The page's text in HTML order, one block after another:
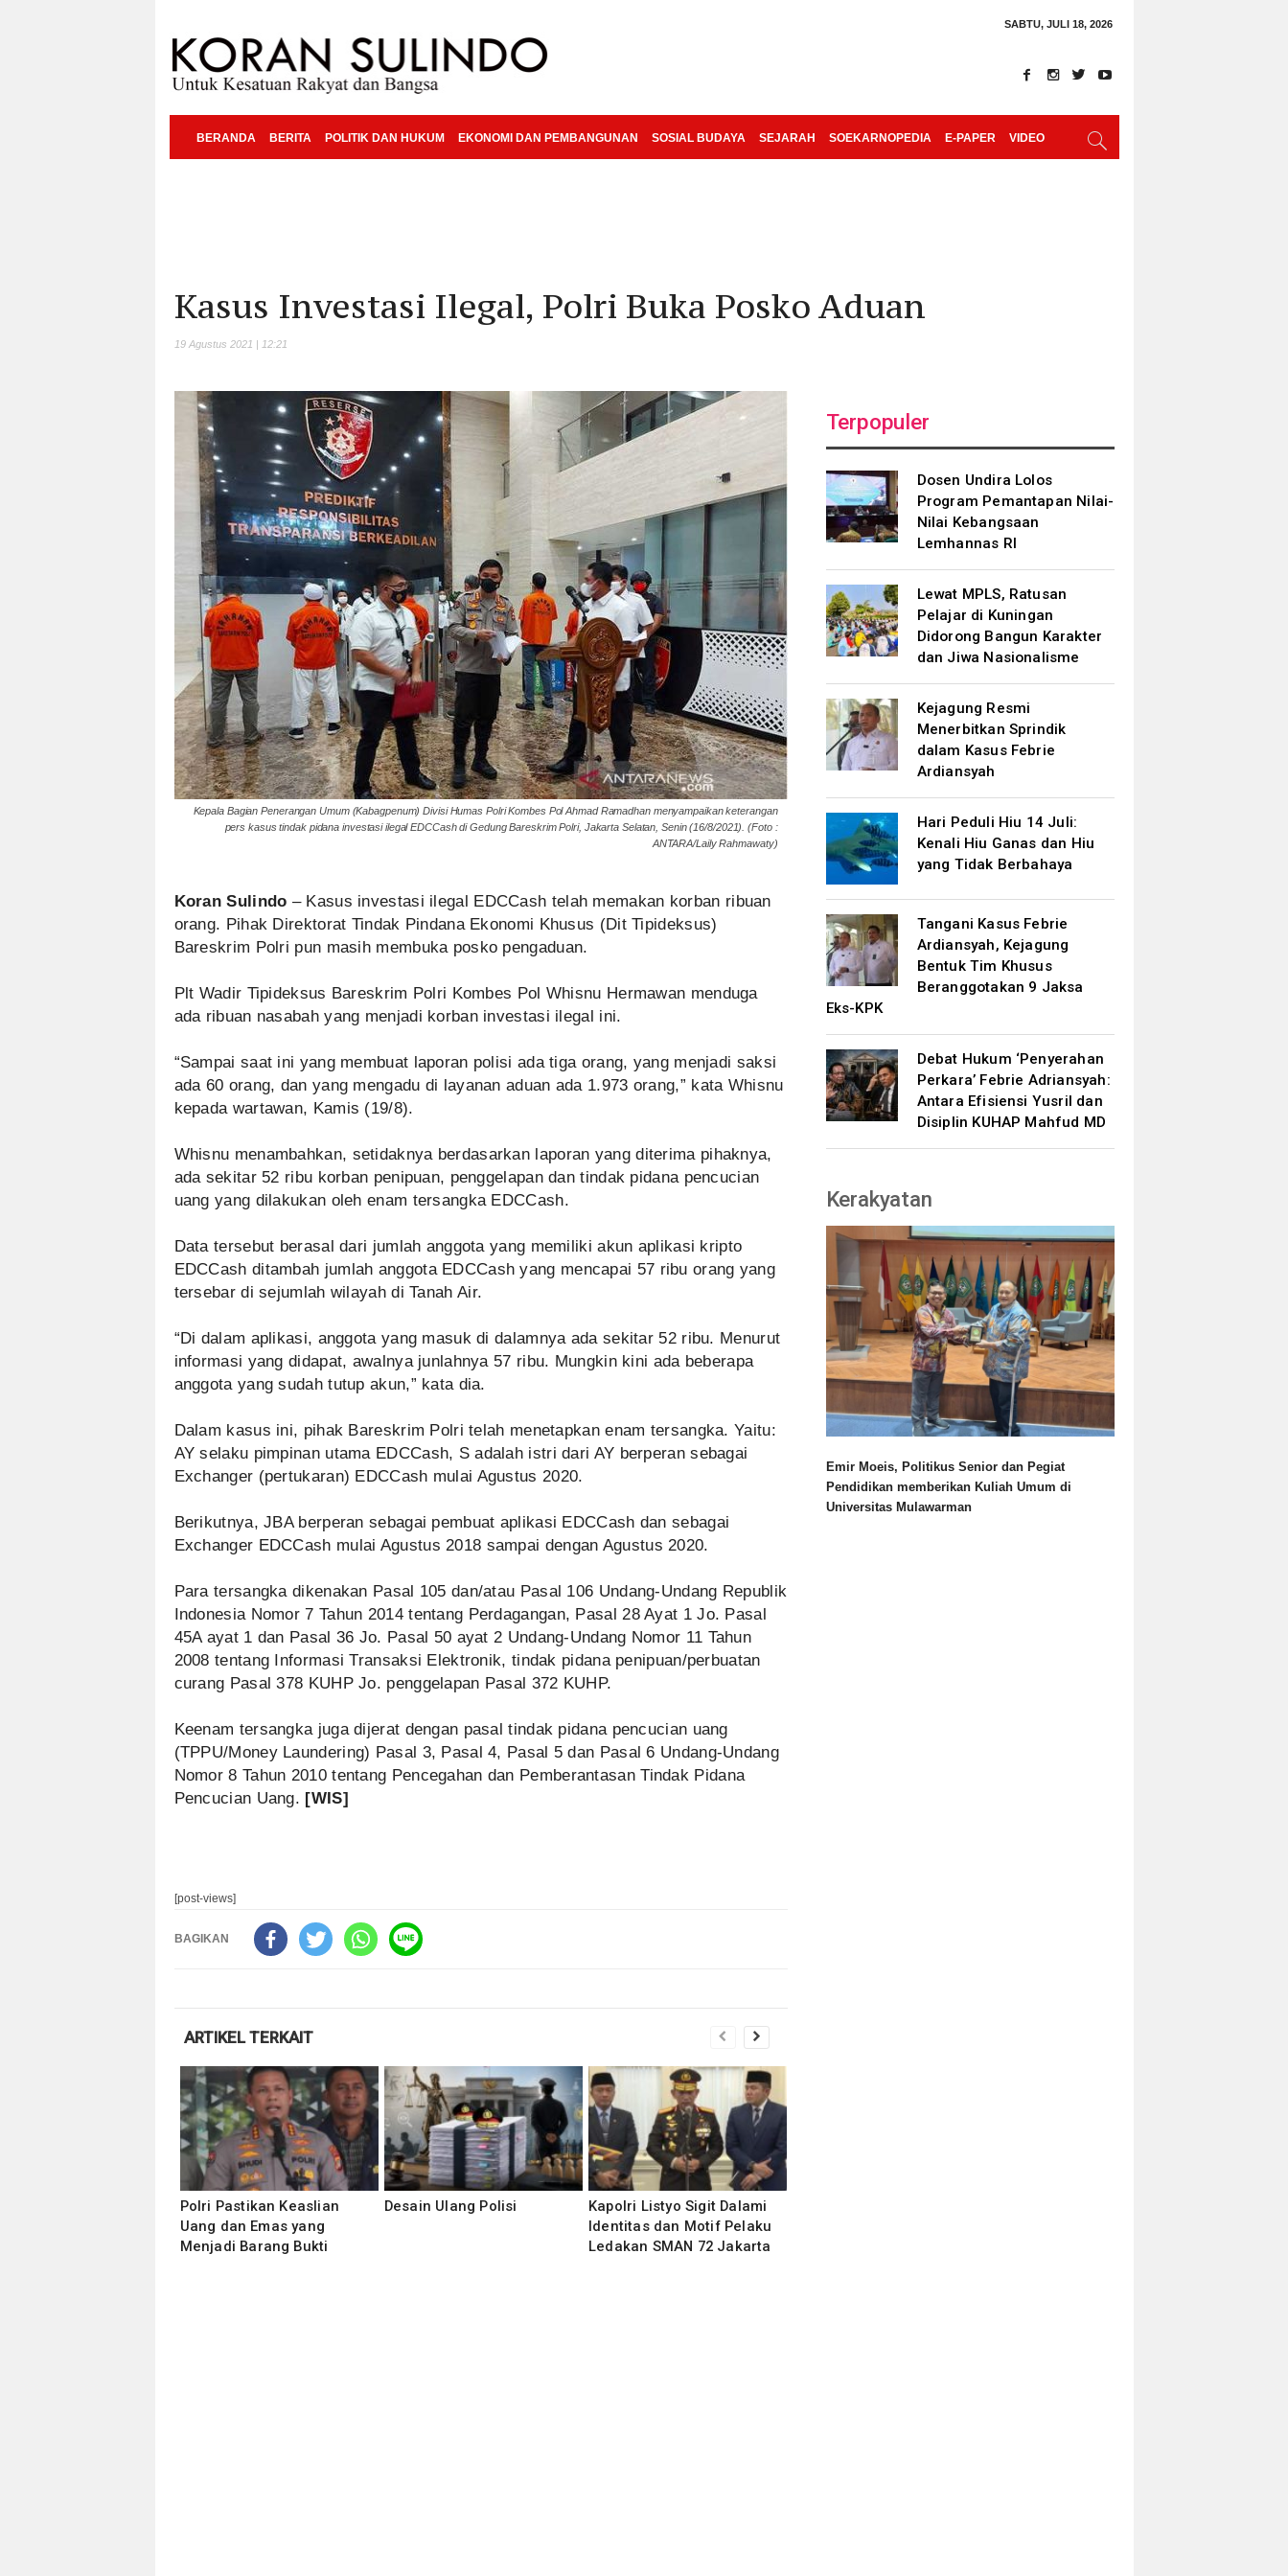
SABTU, JULI 18, 2026
BERANDA BERITA POLITIK DAN HUKUM EKONOMI DAN PEMBANGUNAN SOSIAL BUDAYA SEJARAH SOEKARNOPEDIA E-PAPER VIDEO
Kasus Investasi Ilegal, Polri Buka Posko Aduan
19 Agustus 2021 | 12:21
Kepala Bagian Penerangan Umum (Kabagpenum) Divisi Humas Polri Kombes Pol Ahmad Ramadhan menyampaikan keterangan
pers kasus tindak pidana investasi ilegal EDCCash di Gedung Bareskrim Polri, Jakarta Selatan, Senin (16/8/2021). (Foto :
ANTARA/Laily Rahmawaty)
Koran Sulindo – Kasus investasi ilegal EDCCash telah memakan korban ribuan
orang. Pihak Direktorat Tindak Pindana Ekonomi Khusus (Dit Tipideksus)
Bareskrim Polri pun masih membuka posko pengaduan.
Plt Wadir Tipideksus Bareskrim Polri Kombes Pol Whisnu Hermawan menduga
ada ribuan nasabah yang menjadi korban investasi ilegal ini.
“Sampai saat ini yang membuat laporan polisi ada tiga orang, yang menjadi saksi
ada 60 orang, dan yang mengadu di layanan aduan ada 1.973 orang,” kata Whisnu
kepada wartawan, Kamis (19/8).
Whisnu menambahkan, setidaknya berdasarkan laporan yang diterima pihaknya,
ada sekitar 52 ribu korban penipuan, penggelapan dan tindak pidana pencucian
uang yang dilakukan oleh enam tersangka EDCCash.
Data tersebut berasal dari jumlah anggota yang memiliki akun aplikasi kripto
EDCCash ditambah jumlah anggota EDCCash yang mencapai 57 ribu orang yang
tersebar di sejumlah wilayah di Tanah Air.
“Di dalam aplikasi, anggota yang masuk di dalamnya ada sekitar 52 ribu. Menurut
informasi yang didapat, awalnya junlahnya 57 ribu. Mungkin kini ada beberapa
anggota yang sudah tutup akun,” kata dia.
Dalam kasus ini, pihak Bareskrim Polri telah menetapkan enam tersangka. Yaitu:
AY selaku pimpinan utama EDCCash, S adalah istri dari AY berperan sebagai
Exchanger (pertukaran) EDCCash mulai Agustus 2020.
Berikutnya, JBA berperan sebagai pembuat aplikasi EDCCash dan sebagai
Exchanger EDCCash mulai Agustus 2018 sampai dengan Agustus 2020.
Para tersangka dikenakan Pasal 105 dan/atau Pasal 106 Undang-Undang Republik
Indonesia Nomor 7 Tahun 2014 tentang Perdagangan, Pasal 28 Ayat 1 Jo. Pasal
45A ayat 1 dan Pasal 36 Jo. Pasal 50 ayat 2 Undang-Undang Nomor 11 Tahun
2008 tentang Informasi Transaksi Elektronik, tindak pidana penipuan/perbuatan
curang Pasal 378 KUHP Jo. penggelapan Pasal 372 KUHP.
Keenam tersangka juga dijerat dengan pasal tindak pidana pencucian uang
(TPPU/Money Laundering) Pasal 3, Pasal 4, Pasal 5 dan Pasal 6 Undang-Undang
Nomor 8 Tahun 2010 tentang Pencegahan dan Pemberantasan Tindak Pidana
Pencucian Uang. [WIS]
[post-views]
BAGIKAN
ARTIKEL TERKAIT
Polri Pastikan Keaslian
Uang dan Emas yang
Menjadi Barang Bukti
Desain Ulang Polisi
‎Kapolri Listyo Sigit Dalami
Identitas dan Motif Pelaku
Ledakan SMAN 72 Jakarta
Terpopuler
Dosen Undira Lolos
Program Pemantapan Nilai-
Nilai Kebangsaan
Lemhannas RI
Lewat MPLS, Ratusan
Pelajar di Kuningan
Didorong Bangun Karakter
dan Jiwa Nasionalisme
Kejagung Resmi
Menerbitkan Sprindik
dalam Kasus Febrie
Ardiansyah
Hari Peduli Hiu 14 Juli:
Kenali Hiu Ganas dan Hiu
yang Tidak Berbahaya
Tangani Kasus Febrie
Ardiansyah, Kejagung
Bentuk Tim Khusus
Beranggotakan 9 Jaksa
Eks-KPK
Debat Hukum ‘Penyerahan
Perkara’ Febrie Adriansyah:
Antara Efisiensi Yusril dan
Disiplin KUHAP Mahfud MD
Kerakyatan
Emir Moeis, Politikus Senior dan Pegiat
Pendidikan memberikan Kuliah Umum di
Universitas Mulawarman